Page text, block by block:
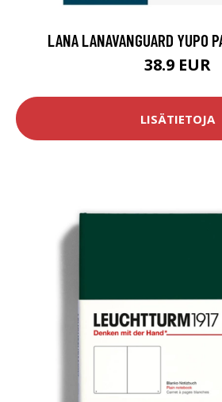
LANA LANAVANGUARD YUPO
38.9 EUR
LISÄTIETOJA